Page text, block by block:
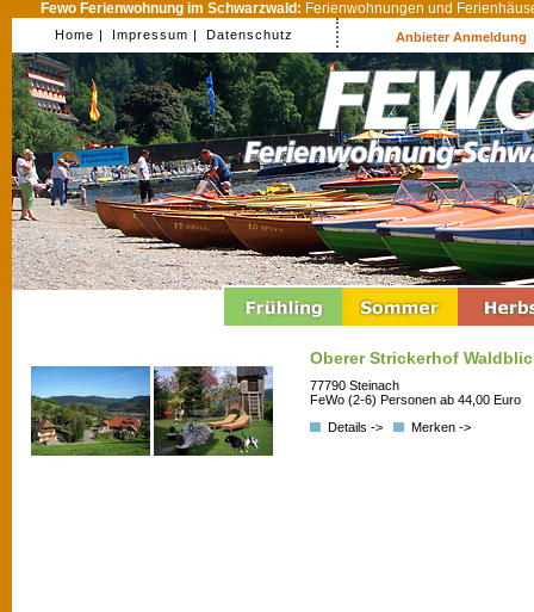
Fewo Ferienwohnung im Schwarzwald: Ferienwohnungen und
Home | Impressum | Datenschutz Anbieter Anmeldung
Oberer Strickerhof
77790 Steinach
FeWo (2-6) Personen ab 44,00 Euro
Details ->
Merken ->